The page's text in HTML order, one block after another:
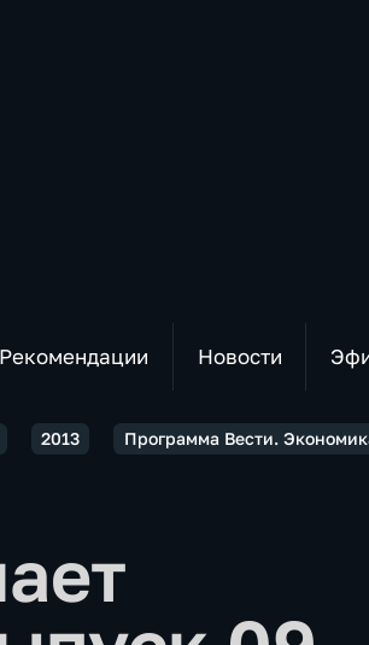
Рекомендации Новости
2013 Программа Вести.